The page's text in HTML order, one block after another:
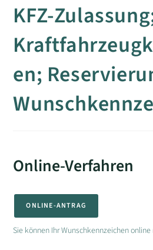
KFZ-
en;
Online-Verfahren
ONLINE-ANTRAG
Sie können Ihr Wunschkennzeichen